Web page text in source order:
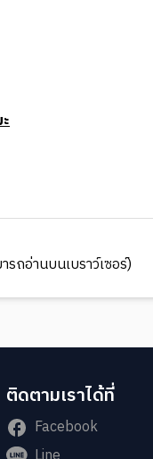
ถอ่านบนเบราว์เซอร์)
ติดตามเราได้ที่
Facebook